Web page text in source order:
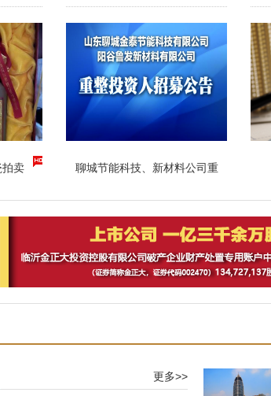
卖
聊城节能科技、新材料公司重
更多>>